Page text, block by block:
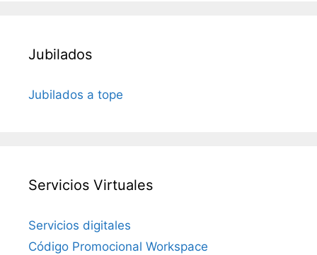
Jubilados
Jubilados a tope
Servicios Virtuales
Servicios digitales
Código Promocional Workspace